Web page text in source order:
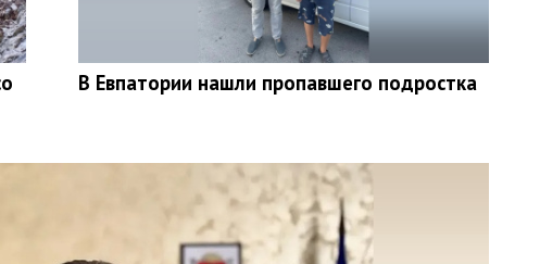
В Евпатории нашли пропавшего подростка